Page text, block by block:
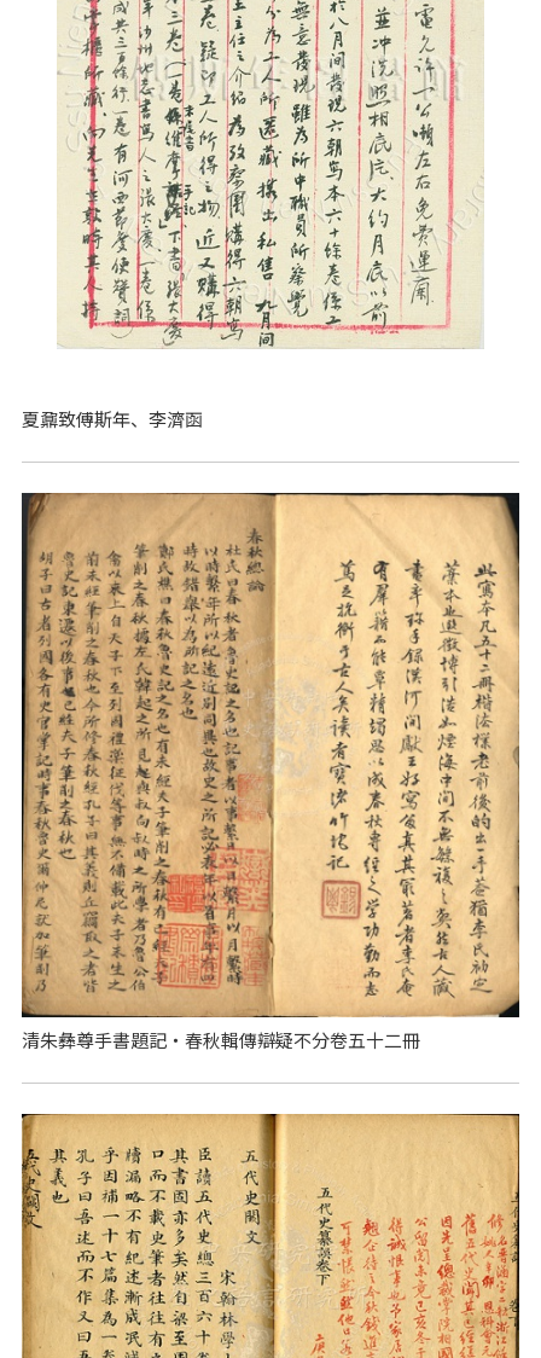
夏鼐致傅斯年、李濟函
清朱彝尊手書題記‧春秋輯傳辯疑不分卷五十二冊